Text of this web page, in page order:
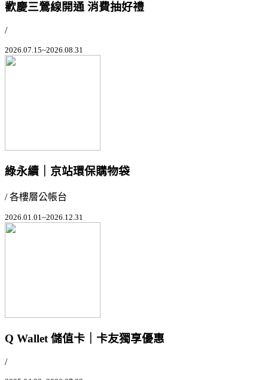
歡慶三鶯線開通 消費抽好禮
/
2026.07.15~2026.08.31
綠永續｜京站環保購物袋
/ 各樓層公帳台
2026.01.01~2026.12.31
Q Wallet 儲值卡｜卡友獨享優惠
/